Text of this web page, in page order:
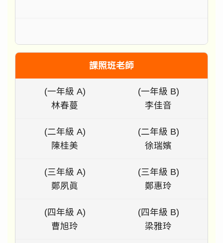
課照班老師
(一年級 A)
林春蔓
(一年級 B)
李佳音
(二年級 A)
陳桂美
(二年級 B)
徐瑞嬪
(三年級 A)
鄭夙眞
(三年級 B)
鄭惠玲
(四年級 A)
曹旭玲
(四年級 B)
梁雅玲